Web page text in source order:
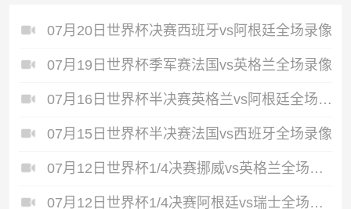
07月20日世界杯决赛西班牙vs阿根廷全场录像
07月19日世界杯季军赛法国vs英格兰全场录像
07月16日世界杯半决赛英格兰vs阿根廷全场录像
07月15日世界杯半决赛法国vs西班牙全场录像
07月12日世界杯1/4决赛挪威vs英格兰全场录像
07月12日世界杯1/4决赛阿根廷vs瑞士全场录像